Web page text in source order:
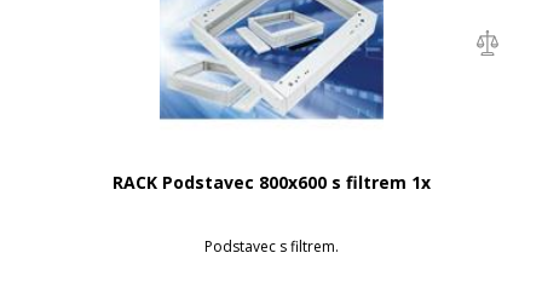
RACK Podstavec 800x600 s filtrem 1x
Podstavec s filtrem.